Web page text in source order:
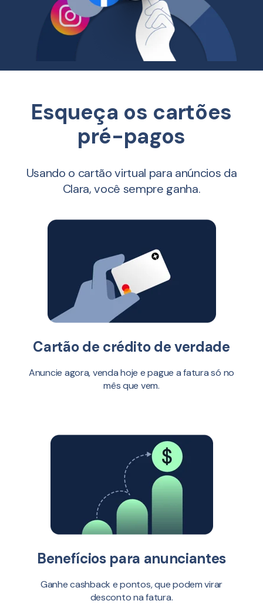
Esqueça os cartões
pré-pagos
Usando o cartão virtual para anúncios da
Clara, você sempre ganha.
Cartão de crédito de verdade
Anuncie agora, venda hoje e pague a fatura só no
mês que vem.
Benefícios para anunciantes
Ganhe cashback e pontos, que podem virar
desconto na fatura.